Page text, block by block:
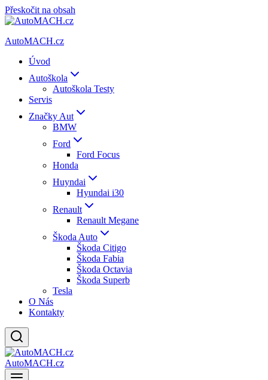
Přeskočit na obsah
AutoMACH.cz
Úvod
Autoškola
Autoškola Testy
Servis
Značky Aut
BMW
Ford
Ford Focus
Honda
Huyndai
Hyundai i30
Renault
Renault Megane
Škoda Auto
Škoda Citigo
Škoda Fabia
Škoda Octavia
Škoda Superb
Tesla
O Nás
Kontakty
AutoMACH.cz